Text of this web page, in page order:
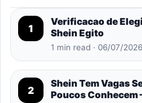
1
Verificacao de
Shein Egito
1 min read · 06/07/2026
2
Shein Tem Vagas
Poucos Conhecem